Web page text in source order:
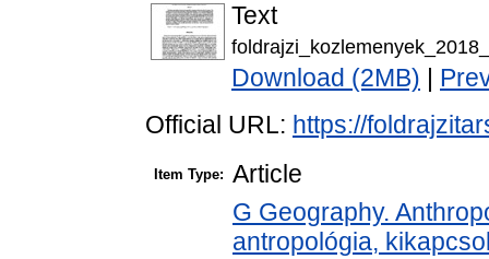
Text
Download (2MB)
Official URL: https://
Item Type: Article
G Geography.
antropológia,